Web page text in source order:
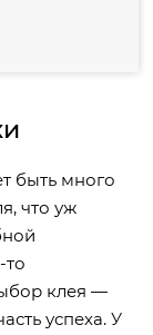
быть много
что уж
клея —
успеха. У